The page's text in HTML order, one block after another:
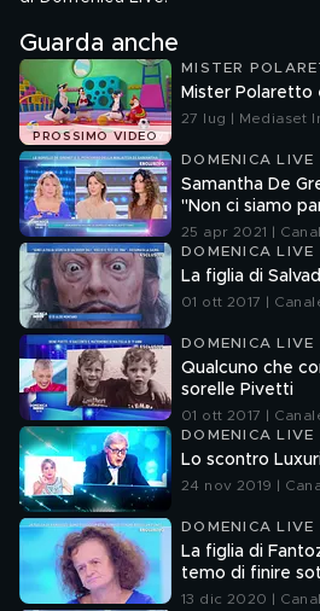
Guarda anche
PROSSIMO VIDEO
MISTER
Mister Polaretto
27 lug | Mediaset
DOMENICA LIVE
Samantha De
"Non ci siamo
25 apr 2021 |
DOMENICA LIVE
La figlia di
01 ott 2017 |
DOMENICA LIVE
Qualcuno che
sorelle Pivetti
01 ott 2017 |
DOMENICA LIVE
Lo scontro
24 nov 2019 |
DOMENICA LIVE
La figlia di
temo di finire
13 dic 2020 |